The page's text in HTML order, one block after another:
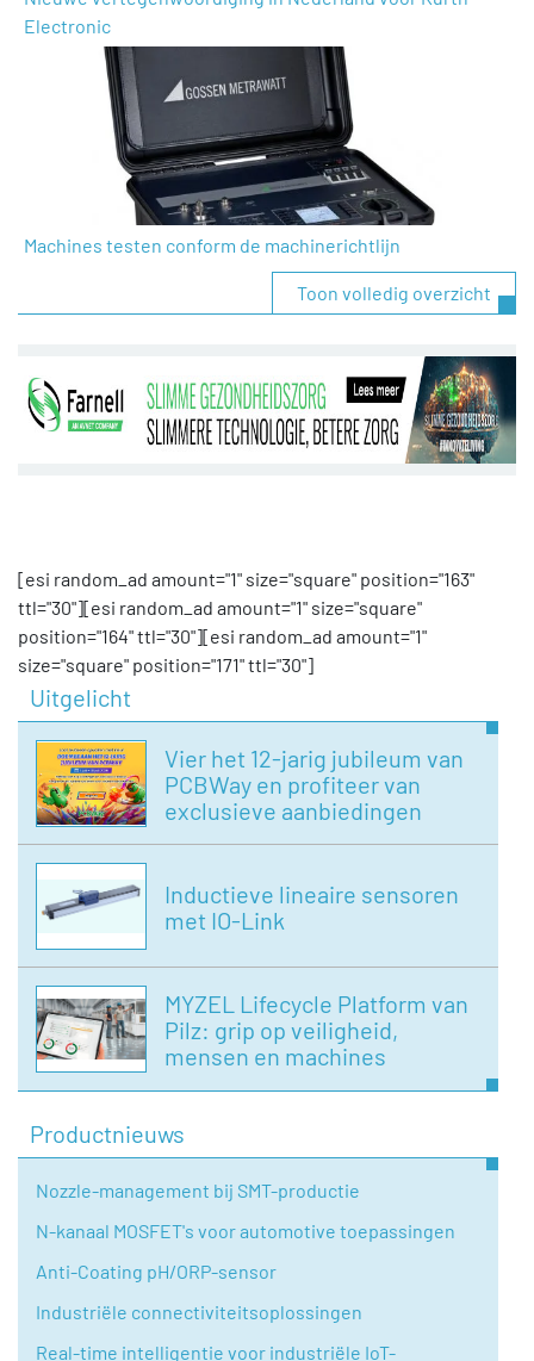
Electronic
Machines testen conform de machinerichtlijn
Toon volledig overzicht
[esi random_ad amount="1" size="square" position="163"
ttl="30"][esi random_ad amount="1" size="square"
position="164" ttl="30"][esi random_ad amount="1"
size="square" position="171" ttl="30"]
Uitgelicht
Vier het 12-jarig jubileum van
PCBWay en profiteer van
exclusieve aanbiedingen
Inductieve lineaire sensoren
met IO-Link
MYZEL Lifecycle Platform van
Pilz: grip op veiligheid,
mensen en machines
Productnieuws
Nozzle-management bij SMT-productie
N-kanaal MOSFET's voor automotive toepassingen
Anti-Coating pH/ORP-sensor
Industriële connectiviteitsoplossingen
Real-time intelligentie voor industriële IoT-